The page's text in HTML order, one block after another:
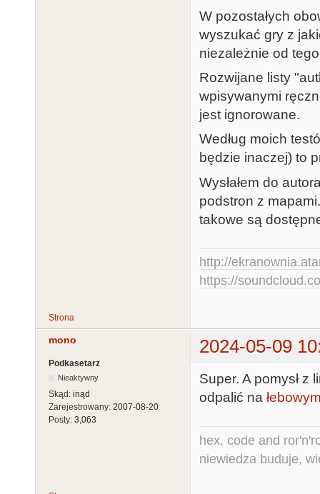
W pozostałych
wyszukać gry z
niezależnie od
Rozwijane listy
wpisywanymi
jest ignorowane.
Według moich
będzie inaczej) to
Wysłałem do
podstron z
takowe są
http://
https://
Strona
mono 2024-05-09
Podkasetarz
Nieaktywny
Skąd: inąd
Zarejestrowany: 2007-08-20
Posty: 3,063
Super. A pomysł z
odpalić na
hex, code and
niewiedza buduje,